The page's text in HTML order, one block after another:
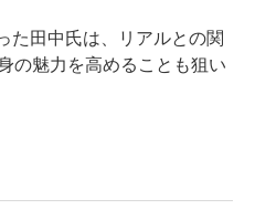
田中氏は、リアルとの関
の魅力を高めることも狙い